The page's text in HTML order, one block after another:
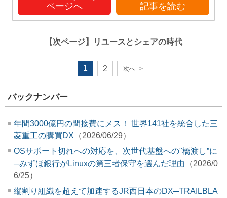
ページへ
記事を読む
【次ページ】 リユースとシェアの時代
1 2 次へ >
バックナンバー
年間3000億円の間接費にメス！ 世界141社を統合した三
菱重工の購買DX （2026/06/29）
OSサポート切れへの対応を、次世代基盤への"橋渡し”に
─みずほ銀行がLinuxの第三者保守を選んだ理由 （2026/0
6/25）
縦割り組織を超えて加速するJR西日本のDX─TRAILBLA